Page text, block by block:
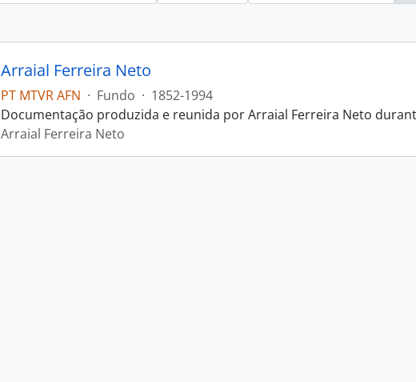
Arraial Ferreira Neto
PT MTVR AFN · Fundo · 1852-1994
Documentação produzida e reunida por Arraial Ferreira Neto
Arraial Ferreira Neto